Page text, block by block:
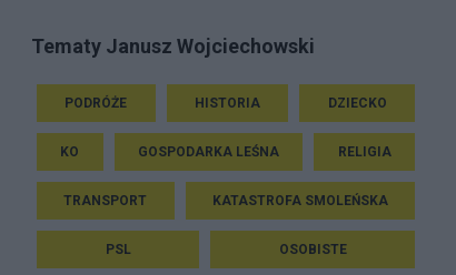
Tematy Janusz Wojciechowski
PODRÓŻE HISTORIA DZIECKO
KO GOSPODARKA LEŚNA RELIGIA
TRANSPORT KATASTROFA SMOLEŃSKA
PSL OSOBISTE